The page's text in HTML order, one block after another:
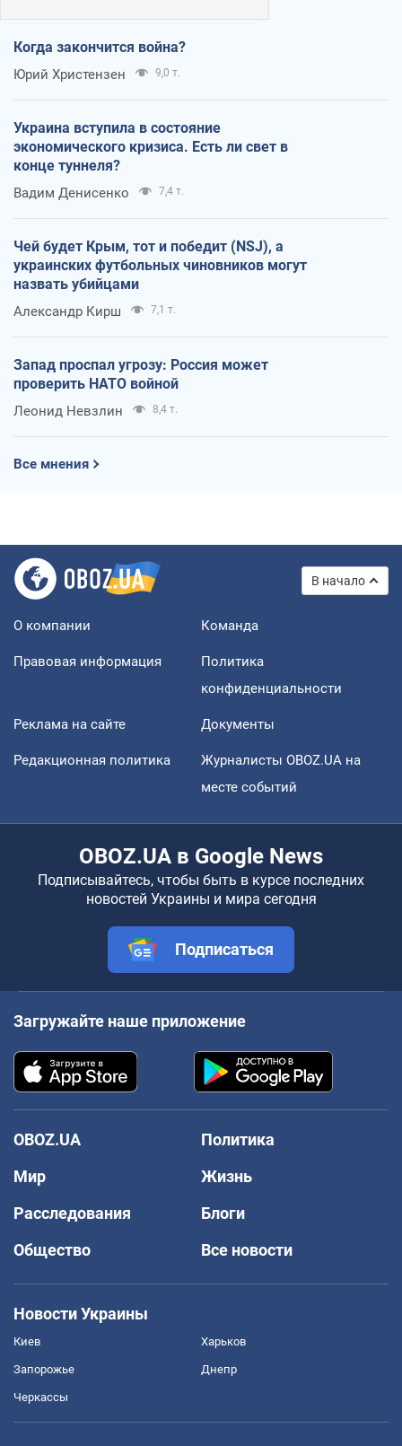
Когда закончится война?
Юрий Христензен 9,0 т.
Украина вступила в состояние
экономического кризиса. Есть ли свет в
конце туннеля?
Вадим Денисенко 7,4 т.
Чей будет Крым, тот и победит (NSJ), а
украинских футбольных чиновников могут
назвать убийцами
Александр Кирш 7,1 т.
Запад проспал угрозу: Россия может
проверить НАТО войной
Леонид Невзлин 8,4 т.
Все мнения
В начало
О компании Команда
Правовая информация
Политика
конфиденциальности
Реклама на сайте Документы
Редакционная политика
Журналисты OBOZ.UA на
месте событий
OBOZ.UA в Google News
Подписывайтесь, чтобы быть в курсе последних
новостей Украины и мира сегодня
Подписаться
Загружайте наше приложение
OBOZ.UA
Политика
Мир
Жизнь
Расследования
Блоги
Общество
Все новости
Новости Украины
Киев Харьков
Запорожье Днепр
Черкассы